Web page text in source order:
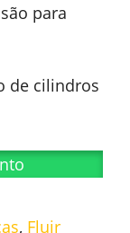
para
de cilindros
, Fluir